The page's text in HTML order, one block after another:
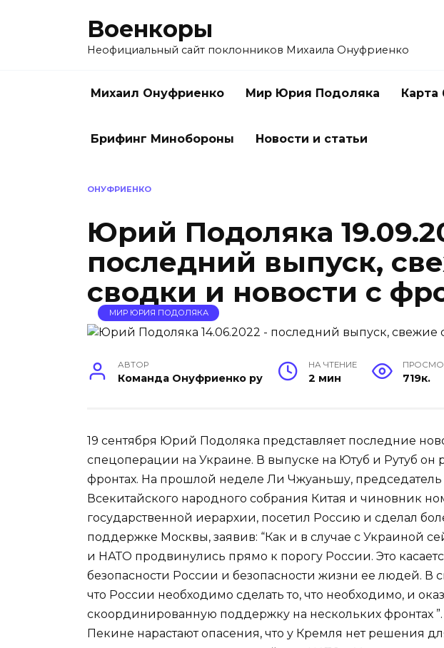
Военкоры
Неофициальный сайт поклонников Михаила Онуфриенко
Михаил Онуфриенко Мир Юрия Подоляка Карта
Брифинг Минобороны Новости и статьи
ОНУФРИЕНКО
Юрий Подоляка
последний выпуск,
сводки и новости с
МИР ЮРИЯ ПОДОЛЯКА
АВТОР
Команда Онуфриенко ру
НА ЧТЕНИЕ
2 мин 719к.
19 сентября Юрий Подоляка представляет последние
спецоперации на Украине. В выпуске на Ютуб и Рутуб он
фронтах. На прошлой неделе Ли Чжуаньшу, председатель
Всекитайского народного собрания Китая и чиновник
государственной иерархии, посетил Россию и сделал
поддержке Москвы, заявив: “Как и в случае с Украиной
и НАТО продвинулись прямо к порогу России. Это
безопасности России и безопасности жизни ее людей. В
что России необходимо сделать то, что необходимо, и
скоординированную поддержку на нескольких фронтах
Пекине нарастают опасения, что у Кремля нет решения